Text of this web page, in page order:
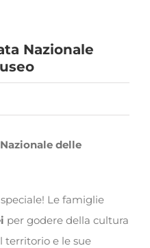
Nazionale
delle
Le famiglie
per godere della cultura
territorio e le sue